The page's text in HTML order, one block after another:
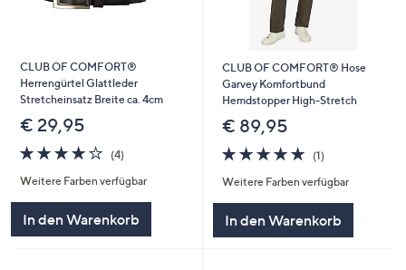
CLUB OF COMFORT®
Herrengürtel Glattleder
Stretcheinsatz Breite ca. 4cm
€ 29,95
4.0
von
5
(4)4
Weitere Farben verfügbar
In den Warenkorb
CLUB OF COMFORT® Hose
Garvey Komfortbund
Hemdstopper High-Stretch
€ 89,95
5.0
von
5
(1)1
Weitere Farben verfügbar
In den Warenkorb